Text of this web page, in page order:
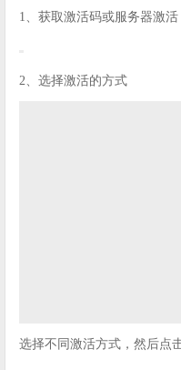
1、获取激活码或服务器激活
2、选择激活的方式
选择不同激活方式，然后点